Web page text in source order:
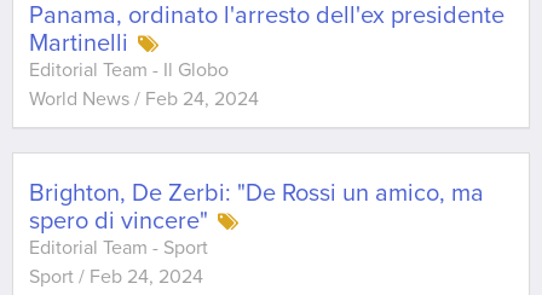
Panama, ordinato l'arresto dell'ex presidente
Martinelli
Editorial Team - Il Globo
World News / Feb 24, 2024
Brighton, De Zerbi: "De Rossi un amico, ma
spero di vincere"
Editorial Team - Sport
Sport / Feb 24, 2024